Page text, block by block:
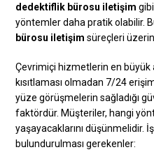
dedektiflik bürosu iletişim
yöntemler daha pratik olabilir.
bürosu iletişim süreçleri
Çevrimiçi hizmetlerin en büyük
kısıtlaması olmadan 7/24
yüze görüşmelerin sağladığı
faktördür. Müşteriler, hangi
yaşayacaklarını düşünmelidir.
bulundurulması gerekenler: